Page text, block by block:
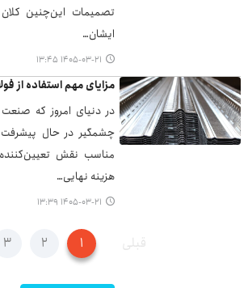
تصمیمات این‌چنین
ایشان…
۱۴۰۵-۰۳-۲۱ ۱۳:۴۵
مزایای مهم استفاده از
در دنیای امروز که
چشمگیر در حال پیشرفت
مناسب نقش
هزینه نهایی…
۱۴۰۵-۰۳-۲۱ ۱۳:۳۹
قبلی ۱ ۲ ۳